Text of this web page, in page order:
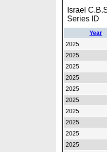
Israel
Series ID
Year
2025
2025
2025
2025
2025
2025
2025
2025
2025
2025